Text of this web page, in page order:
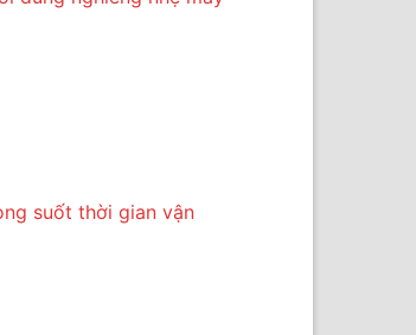
suốt thời gian vận